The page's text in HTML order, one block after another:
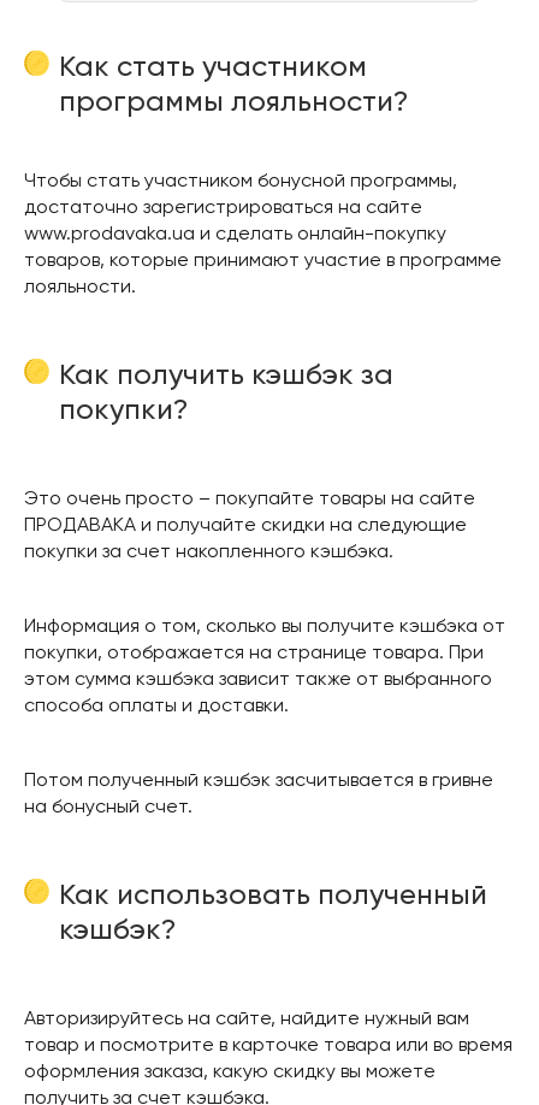
Как стать участником
программы лояльности?
Чтобы стать участником бонусной программы,
достаточно зарегистрироваться на сайте
www.prodavaka.ua и сделать онлайн-покупку
товаров, которые принимают участие в программе
лояльности.
Как получить кэшбэк за
покупки?
Это очень просто – покупайте товары на сайте
ПРОДАВАКА и получайте скидки на следующие
покупки за счет накопленного кэшбэка.
Информация о том, сколько вы получите кэшбэка от
покупки, отображается на странице товара. При
этом сумма кэшбэка зависит также от выбранного
способа оплаты и доставки.
Потом полученный кэшбэк засчитывается в гривне
на бонусный счет.
Как использовать полученный
кэшбэк?
Авторизируйтесь на сайте, найдите нужный вам
товар и посмотрите в карточке товара или во время
оформления заказа, какую скидку вы можете
получить за счет кэшбэка.